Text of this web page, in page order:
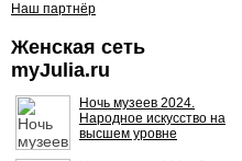
Наш партнёр
Женская сеть
myJulia.ru
Ночь музеев 2024.
Народное искусство на
высшем уровне